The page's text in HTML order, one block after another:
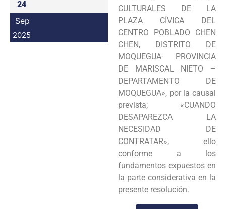
24
Sep
2025
CULTURALES DE LA
PLAZA CÍVICA DEL
CENTRO POBLADO CHEN
CHEN, DISTRITO DE
MOQUEGUA- PROVINCIA
DE MARISCAL NIETO –
DEPARTAMENTO DE
MOQUEGUA», por la causal
prevista; «CUANDO
DESAPAREZCA LA
NECESIDAD DE
CONTRATAR», ello
conforme a los
fundamentos expuestos en
la parte considerativa en la
presente resolución.